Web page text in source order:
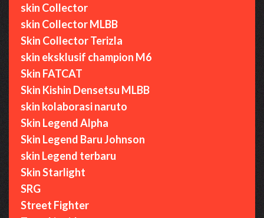
skin Collector
skin Collector MLBB
Skin Collector Terizla
skin eksklusif champion M6
Skin FATCAT
Skin Kishin Densetsu MLBB
skin kolaborasi naruto
Skin Legend Alpha
Skin Legend Baru Johnson
skin Legend terbaru
Skin Starlight
SRG
Street Fighter